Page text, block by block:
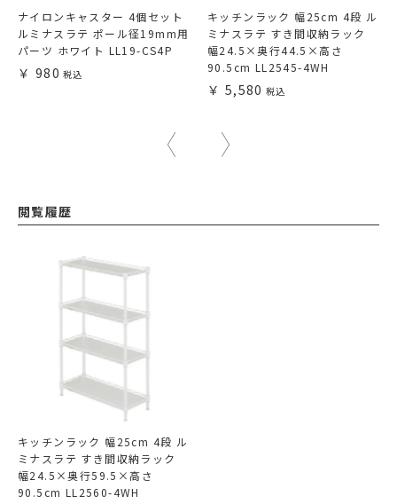
ナイロンキャスター 4個セット
ルミナスラテ ポール径19mm用
パーツ ホワイト LL19-CS4P
980
キッチンラック 幅25cm 4段 ル
ミナスラテ すき間収納ラック
幅24.5×奥行44.5×高さ
90.5cm LL2545-4WH
5,580
閲覧履歴
キッチンラック 幅25cm 4段 ル
ミナスラテ すき間収納ラック
幅24.5×奥行59.5×高さ
90.5cm LL2560-4WH